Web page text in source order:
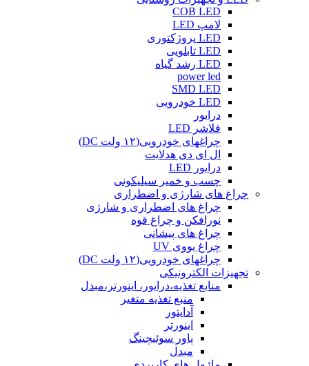
COB LED
لامپ LED
LED پروژکتوری
LED تابلویی
LED رشد گیاه
power led
SMD LED
LED خودرویی
درایور
فلاشر LED
چراغهای خودرویی(۱۲ ولت DC)
ال ای دی هدلایت
درایور LED
چسب و خمیر سیلیکونی
چراغ های شارژی و اضطراری
چراغ های اضطراری و شارژی
نورافکن و چراغ قوه
چراغ های پیشانی
چراغ یووی UV
چراغهای خودرویی(۱۲ ولت DC)
تجهیزات الکترونیکی
منابع تغذیه،درایور، اینورتر،مبدل
منبع تغذیه متغیر
آداپتور
اینورتر
پاور سوئیچینگ
مبدل